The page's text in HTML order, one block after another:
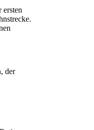
ersten
der